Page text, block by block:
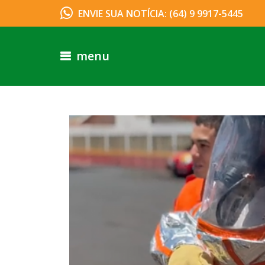
ENVIE SUA NOTÍCIA: (64) 9 9917-5445
menu